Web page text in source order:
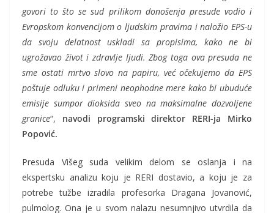
govori to što se sud prilikom donošenja presude vodio i
Evropskom konvencijom o ljudskim pravima i naložio EPS-u
da svoju delatnost uskladi sa propisima, kako ne bi
ugrožavao život i zdravlje ljudi. Zbog toga ova presuda ne
sme ostati mrtvo slovo na papiru, već očekujemo da EPS
poštuje odluku i primeni neophodne mere kako bi ubuduće
emisije sumpor dioksida sveo na maksimalne dozvoljene
granice“, navodi programski direktor RERI-ja Mirko
Popović.
Presuda Višeg suda velikim delom se oslanja i na
ekspertsku analizu koju je RERI dostavio, a koju je za
potrebe tužbe izradila profesorka Dragana Jovanović,
pulmolog. Ona je u svom nalazu nesumnjivo utvrdila da